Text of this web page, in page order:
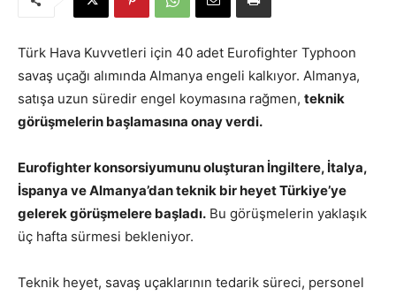
Türk Hava Kuvvetleri için 40 adet Eurofighter Typhoon
savaş uçağı alımında Almanya engeli kalkıyor. Almanya,
satışa uzun süredir engel koymasına rağmen, teknik
görüşmelerin başlamasına onay verdi.
Eurofighter konsorsiyumunu oluşturan İngiltere, İtalya,
İspanya ve Almanya’dan teknik bir heyet Türkiye’ye
gelerek görüşmelere başladı. Bu görüşmelerin yaklaşık
üç hafta sürmesi bekleniyor.
Teknik heyet, savaş uçaklarının tedarik süreci, personel